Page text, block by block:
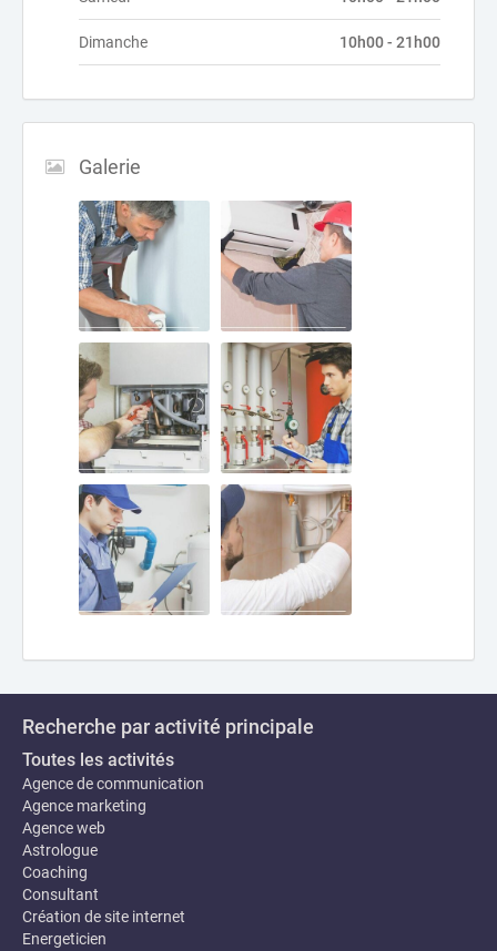
Dimanche 10h00 - 21h00
Galerie
Recherche par activité principale
Toutes les activités
Agence de communication
Agence marketing
Agence web
Astrologue
Coaching
Consultant
Création de site internet
Energeticien